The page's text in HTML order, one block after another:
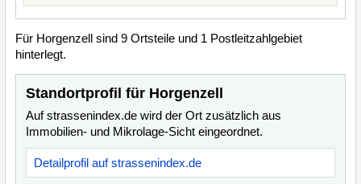
Für Horgenzell sind 9 Ortsteile und 1 Postleitzahlgebiet
hinterlegt.
Standortprofil für Horgenzell
Auf strassenindex.de wird der Ort zusätzlich aus
Immobilien- und Mikrolage-Sicht eingeordnet.
Detailprofil auf strassenindex.de